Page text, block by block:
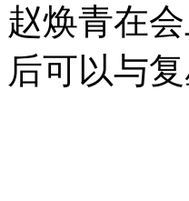
赵焕青在
后可以与